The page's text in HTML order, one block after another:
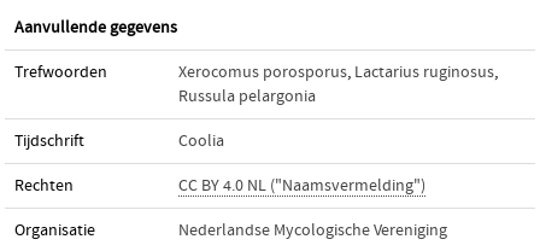
Aanvullende gegevens
Trefwoorden Xerocomus porosporus, Lactarius ruginosus,
Russula pelargonia
Tijdschrift Coolia
Rechten CC BY 4.0 NL ("Naamsvermelding")
Organisatie Nederlandse Mycologische Vereniging